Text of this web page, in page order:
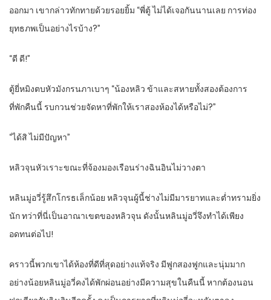
ออกมา เขากล่าวทักทายด้วยรอยยิ้ม “พี่ตู้ ไม่ได้เจอกันนานเลย การท่อง
ยุทธภพเป็นอย่างไรบ้าง?”
“ดี ดี!”
ตู้ยี่หมิงตบหัวมังกรนภาเบาๆ “น้องหลิว ข้าและสหายทั้งสองต้องการ
ที่พักคืนนี้ รบกวนช่วยจัดหาที่พักให้เราสองห้องได้หรือไม่?”
“ได้สิ ไม่มีปัญหา”
หลิวจุนหัวเราะขณะที่จ้องมองเรือนร่างฉินอินไม่วางตา
หลินมู่อวี่รู้สึกโกรธเล็กน้อย หลิวจุนผู้นี้ช่างไม่มีมารยาทและต่ำทรามยิ่ง
นัก ทว่าที่นี่เป็นอาณาเขตของหลิวจุน ดังนั้นหลินมู่อวี่จึงทำได้เพียง
อดทนต่อไป!
คราวนี้พวกเขาได้ห้องที่ดีที่สุดอย่างแท้จริง มีฟูกสองฟูกและนุ่มมาก
อย่างน้อยหลินมู่อวี่คงได้พักผ่อนอย่างมีความสุขในคืนนี้ หากต้องนอน